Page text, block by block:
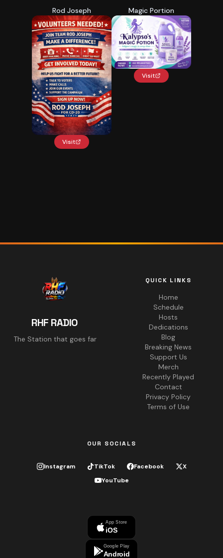
Rod Joseph
Visit
Magic Portion
Visit
RHF RADIO
The Station that goes far
QUICK LINKS
Home
Schedule
Hosts
Dedications
Blog
Breaking News
Support Us
Merch
Recently Played
Contact
Privacy Policy
Terms of Use
OUR SOCIALS
Instagram TikTok Facebook
X
YouTube
App Store
iOS
Google Play
Android